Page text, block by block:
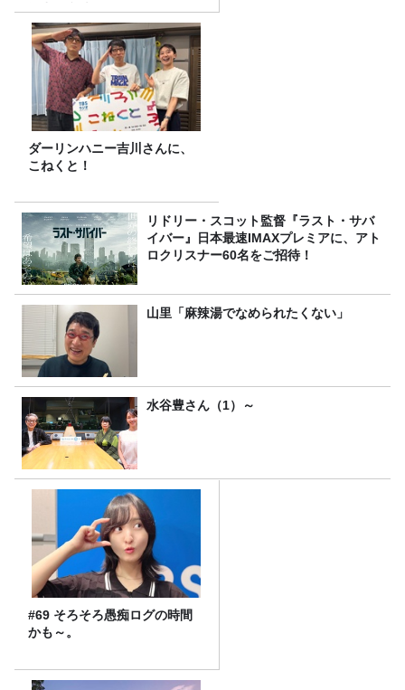
選出の意味
ダーリンハニー吉川さんに、
こねくと！
リドリー・スコット監督『ラスト・サバ
イバー』日本最速IMAXプレミアに、アト
ロクリスナー60名をご招待！
山里「麻辣湯でなめられたくない」
水谷豊さん（1）～
#69 そろそろ愚痴ログの時間
かも～。